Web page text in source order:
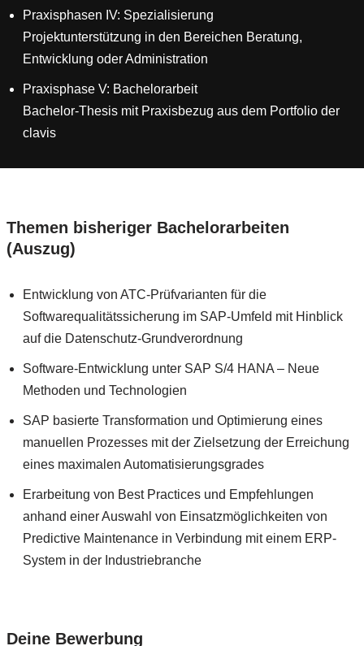
Praxisphasen IV: Spezialisierung
Projektunterstützung in den Bereichen Beratung,
Entwicklung oder Administration
Praxisphase V: Bachelorarbeit
Bachelor-Thesis mit Praxisbezug aus dem Portfolio der
clavis
Themen bisheriger Bachelorarbeiten
(Auszug)
Entwicklung von ATC-Prüfvarianten für die
Softwarequalitätssicherung im SAP-Umfeld mit Hinblick
auf die Datenschutz-Grundverordnung
Software-Entwicklung unter SAP S/4 HANA – Neue
Methoden und Technologien
SAP basierte Transformation und Optimierung eines
manuellen Prozesses mit der Zielsetzung der Erreichung
eines maximalen Automatisierungsgrades
Erarbeitung von Best Practices und Empfehlungen
anhand einer Auswahl von Einsatzmöglichkeiten von
Predictive Maintenance in Verbindung mit einem ERP-
System in der Industriebranche
Deine Bewerbung